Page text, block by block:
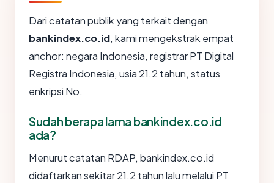
Dari catatan publik yang terkait dengan
bankindex.co.id, kami mengekstrak empat
anchor: negara Indonesia, registrar PT Digital
Registra Indonesia, usia 21.2 tahun, status
enkripsi No.
Sudah berapa lama bankindex.co.id
ada?
Menurut catatan RDAP, bankindex.co.id
didaftarkan sekitar 21.2 tahun lalu melalui PT